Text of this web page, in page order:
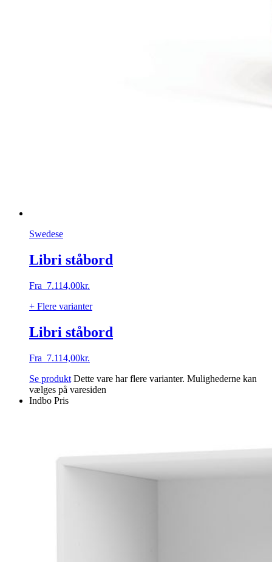
Swedese
Libri ståbord
Fra 7.114,00kr.
+ Flere varianter
Libri ståbord
Fra 7.114,00kr.
Se produkt Dette vare har flere varianter. Mulighederne kan
vælges på varesiden
Indbo Pris